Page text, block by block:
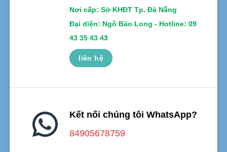
Nơi cấp: Sở KHĐT Tp. Đà Nẵng
Đại diện: Ngô Bảo Long - Hotline: 09
43 35 43 43
liên hệ
Kết nối chúng tôi WhatsApp?
84905678759